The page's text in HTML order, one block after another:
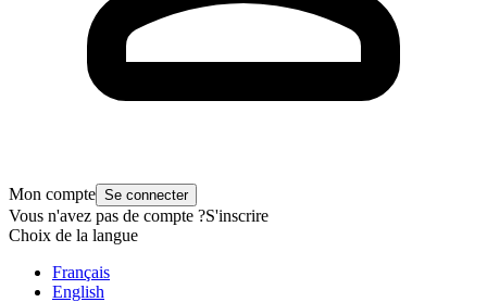
Mon compte Se connecter
Vous n'avez pas de compte ?S'inscrire
Choix de la langue
Français
English